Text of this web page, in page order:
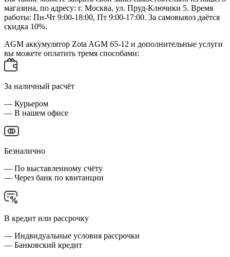
магазина, по адресу: г. Москва, ул. Пруд-Ключики 5. Время
работы: Пн-Чт 9:00-18:00, Пт 9:00-17:00. За самовывоз даётся
скидка 10%.
AGM аккумулятор Zota AGM 65-12 и дополнительные услуги
вы можете оплатить тремя способами:
За наличный расчёт
— Курьером
— В нашем офисе
Безналично
— По выставленному счёту
— Через банк по квитанции
В кредит или рассрочку
— Индвидуальные условия рассрочки
— Банковский кредит